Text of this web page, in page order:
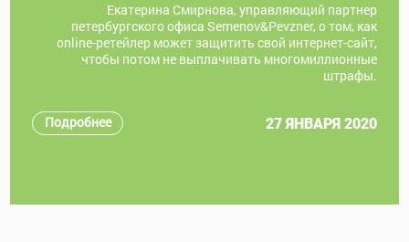
Екатерина Смирнова, управляющий партнер
петербургского офиса Semenov&Pevzner, о том, как
оnline-ретейлер может защитить свой интернет-сайт,
чтобы потом не выплачивать многомиллионные
штрафы.
27 ЯНВАРЯ 2020
Подробнее